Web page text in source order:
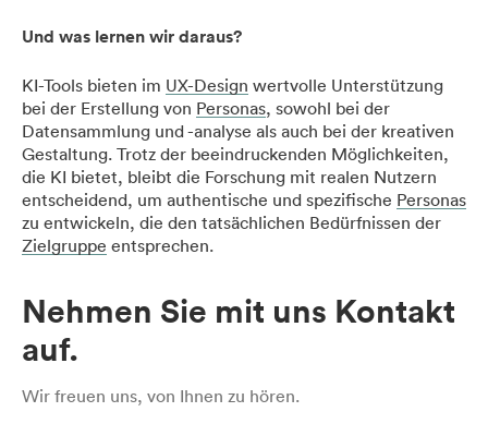
Und was lernen wir daraus?
KI-Tools bieten im UX-Design wertvolle Unterstützung
bei der Erstellung von Personas, sowohl bei der
Datensammlung und -analyse als auch bei der kreativen
Gestaltung. Trotz der beeindruckenden Möglichkeiten,
die KI bietet, bleibt die Forschung mit realen Nutzern
entscheidend, um authentische und spezifische Personas
zu entwickeln, die den tatsächlichen Bedürfnissen der
Zielgruppe entsprechen.
Nehmen Sie mit uns Kontakt
auf.
Wir freuen uns, von Ihnen zu hören.